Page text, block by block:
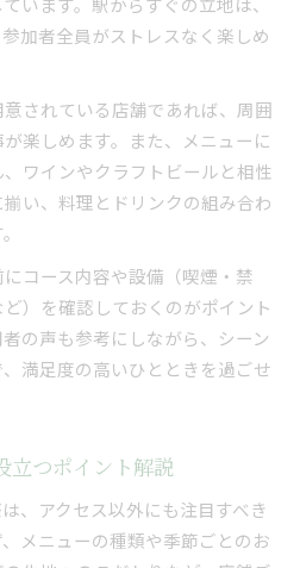
加者全員がストレスなく楽しめ
されている店舗であれば、周囲
楽しめます。また、メニューに
ワインやクラフトビールと相性
い、料理とドリンクの組み合わ
コース内容や設備（喫煙・禁
）を確認しておくのがポイント
の声も参考にしながら、シーン
満足度の高いひとときを過ごせ
立つポイント解説
、アクセス以外にも注目すべき
メニューの種類や季節ごとのお